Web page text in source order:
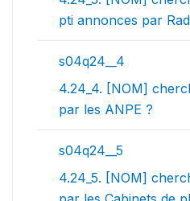
pti annonces par
s04q24__4
4.24_4. [NOM]
par les ANPE ?
s04q24__5
4.24_5. [NOM]